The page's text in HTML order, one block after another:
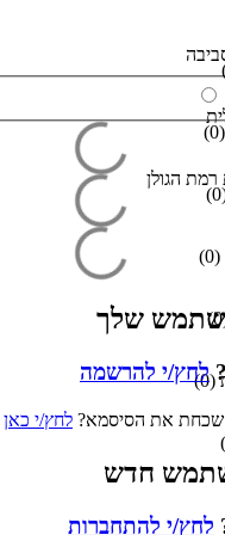
הגולן
(
0
)
0
)
(
0
)
0
)
(
0
)
)
שלך
לחץ/י להרשמה
שכחת את הסיסמא? לחץ/י כאן
חדש
לחץ/י להתחברות